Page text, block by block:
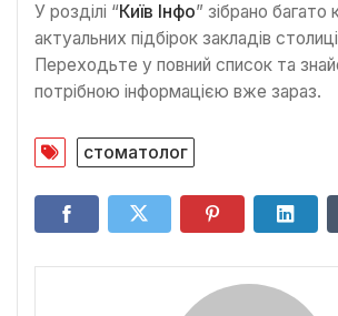
У розділі “Київ Інфо” зібрано багато
актуальних підбірок закладів столиці
Переходьте у повний список та
потрібною інформацією вже зараз.
стоматолог